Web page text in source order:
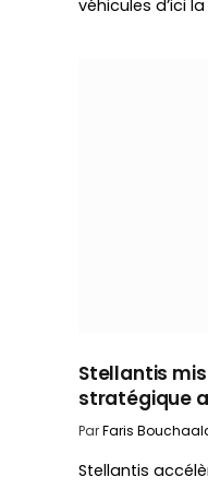
véhicules d’ici
Stellantis
stratégique
ParFaris
Stellantis